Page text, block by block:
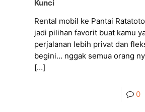
Kunci
Rental mobil ke Pantai
jadi pilihan favorit buat kamu
perjalanan lebih privat dan
begini… nggak semua orang
[…]
0